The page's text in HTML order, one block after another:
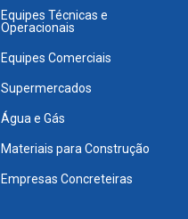
Equipes Técnicas e
Operacionais
Equipes Comerciais
Supermercados
Água e Gás
Materiais para Construção
Empresas Concreteiras